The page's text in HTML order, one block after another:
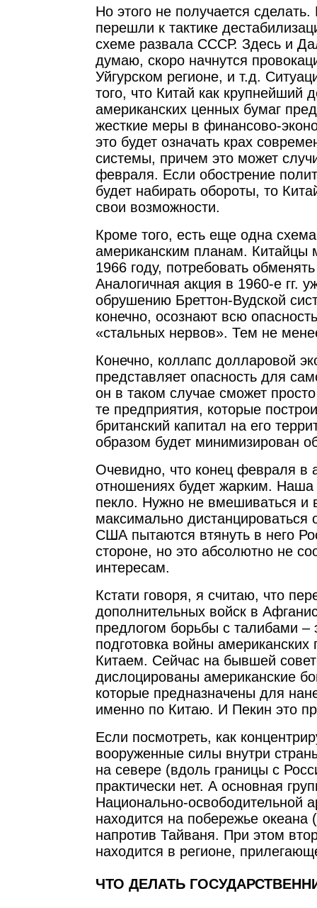
Но этого не получается
перешли к тактике
схеме развала СССР. Здесь и
думаю, скоро начнутся
Уйгурском регионе, и т.д.
того, что Китай как крупнейший
американских ценных бумаг
жесткие меры в финансово-
это будет означать крах
системы, причем это может
февраля. Если обострение
будет набирать обороты, то
свои возможности.
Кроме того, есть еще одна
американским планам. Китайцы
1966 году, потребовать
Аналогичная акция в 1960-е гг.
обрушению Бреттон-Вудской
конечно, осознают всю
«стальных нервов». Тем не
Конечно, коллапс долларовой
представляет опасность для
он в таком случае сможет
те предприятия, которые
британский капитал на его
образом будет минимизирован
Очевидно, что конец февраля в
отношениях будет жарким. Наша
пекло. Нужно не вмешиваться и
максимально дистанцироваться
США пытаются втянуть в него
стороне, но это абсолютно не
интересам.
Кстати говоря, я считаю, что
дополнительных войск в
предлогом борьбы с талибами –
подготовка войны американских
Китаем. Сейчас на бывшей
дислоцированы американские
которые предназначены для
именно по Китаю. И Пекин это
Если посмотреть, как
вооруженные силы внутри
на севере (вдоль границы с
практически нет. А основная
Национально-освободительной
находится на побережье
напротив Тайваня. При этом
находится в регионе,
ЧТО ДЕЛАТЬ